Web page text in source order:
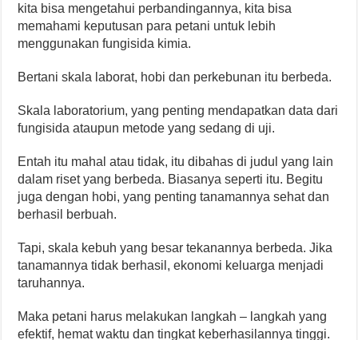
kita bisa mengetahui perbandingannya, kita bisa
memahami keputusan para petani untuk lebih
menggunakan fungisida kimia.
Bertani skala laborat, hobi dan perkebunan itu berbeda.
Skala laboratorium, yang penting mendapatkan data dari
fungisida ataupun metode yang sedang di uji.
Entah itu mahal atau tidak, itu dibahas di judul yang lain
dalam riset yang berbeda. Biasanya seperti itu. Begitu
juga dengan hobi, yang penting tanamannya sehat dan
berhasil berbuah.
Tapi, skala kebuh yang besar tekanannya berbeda. Jika
tanamannya tidak berhasil, ekonomi keluarga menjadi
taruhannya.
Maka petani harus melakukan langkah – langkah yang
efektif, hemat waktu dan tingkat keberhasilannya tinggi.